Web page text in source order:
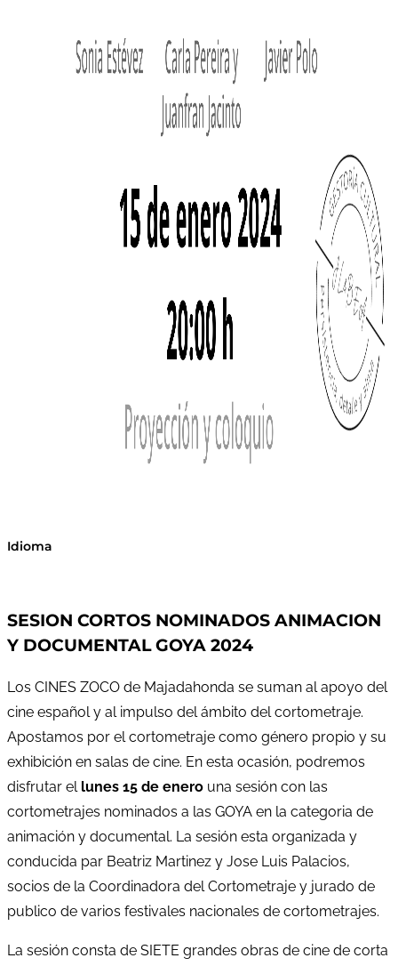
Idioma
SESION CORTOS NOMINADOS ANIMACION
Y DOCUMENTAL GOYA 2024
Los CINES ZOCO de Majadahonda se suman al apoyo del
cine español y al impulso del ámbito del cortometraje.
Apostamos por el cortometraje como género propio y su
exhibición en salas de cine. En esta ocasión, podremos
disfrutar el lunes 15 de enero una sesión con las
cortometrajes nominados a las GOYA en la categoria de
animación y documental. La sesión esta organizada y
conducida par Beatriz Martinez y Jose Luis Palacios,
socios de la Coordinadora del Cortometraje y jurado de
publico de varios festivales nacionales de cortometrajes.
La sesión consta de SIETE grandes obras de cine de corta